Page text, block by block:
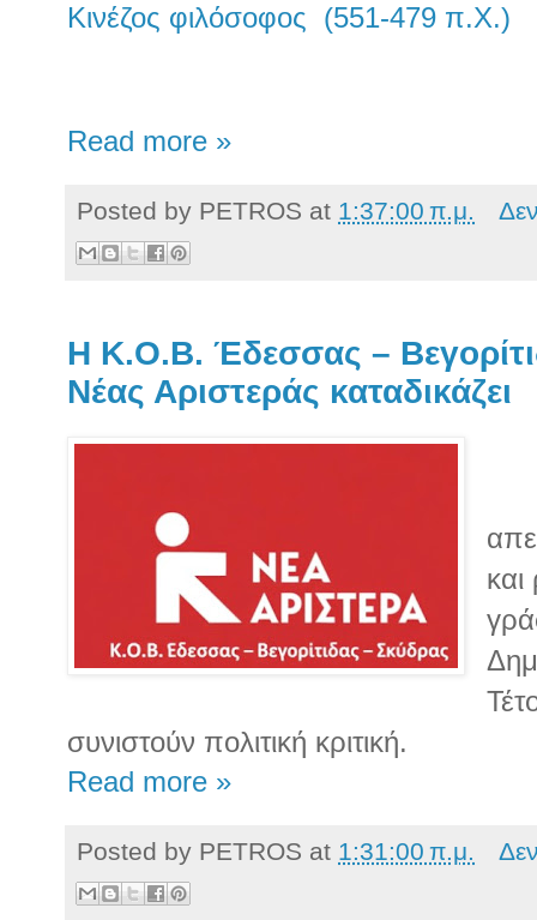
Κινέζος φιλόσοφος (551-479 π.X.)
Read more »
Posted by PETROS at 1:37:00 π.μ.
Η Κ.Ο.Β. Έδεσσας –
Νέας Αριστεράς καταδικάζει
συνιστούν πολιτική κριτική.
Read more »
Posted by PETROS at 1:31:00 π.μ.